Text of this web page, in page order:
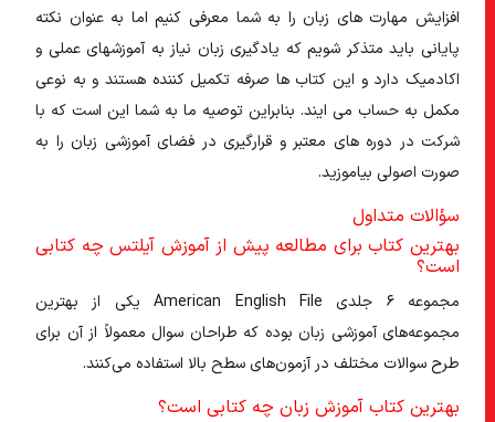
افزایش مهارت های زبان را به شما معرفی کنیم اما به عنوان نکته
پایانی باید متذکر شویم که یادگیری زبان نیاز به آموزشهای عملی و
اکادمیک دارد و این کتاب ها صرفه تکمیل کننده هستند و به نوعی
مکمل به حساب می ایند. بنابراین توصیه ما به شما این است که با
شرکت در دوره های معتبر و قرارگیری در فضای آموزشی زبان را به
صورت اصولی بیاموزید.
سؤالات متداول
بهترین کتاب برای مطالعه پیش از آموزش آیلتس چه کتابی
است؟
مجموعه ۶ جلدی American English File یکی از بهترین
مجموعه‌های آموزشی زبان بوده که طراحان سوال معمولاً از آن برای
طرح سوالات مختلف در آزمون‌های سطح بالا استفاده می‌کنند.
بهترین کتاب آموزش زبان چه کتابی است؟